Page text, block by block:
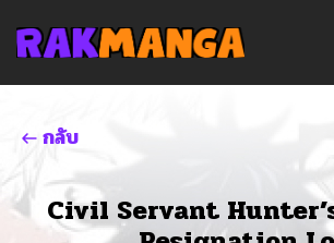
กลับ
Civil Servant